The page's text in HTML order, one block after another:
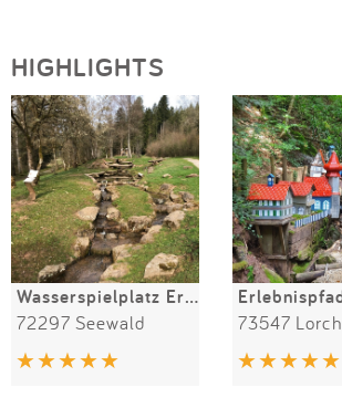
HIGHLIGHTS
Wasserspielplatz Erzgrube
72297 Seewald 73547 Lorch